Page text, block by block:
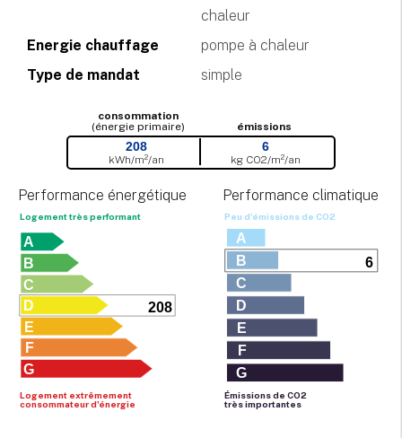
chaleur
Energie chauffage
pompe à chaleur
Type de mandat
simple
consommation
(énergie primaire)
émissions
208
kWh/m²/an
6
kg CO2/m²/an
Performance énergétique
Logement très performant
A
B
C
208
D
E
F
G
Logement extrêmement
consommateur d'énergie
Performance climatique
Peu d'émissions de CO2
A
6
B
C
D
E
F
G
Émissions de CO2
très importantes